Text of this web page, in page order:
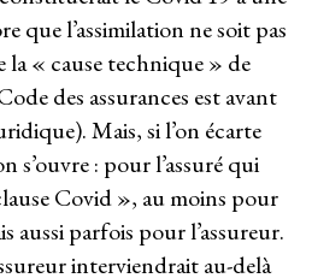
que l’assimilation ne soit pas
« cause technique » de
des assurances est avant
Mais, si l’on écarte
s’ouvre : pour l’assuré qui
Covid », au moins pour
aussi parfois pour l’assureur.
interviendrait au-delà